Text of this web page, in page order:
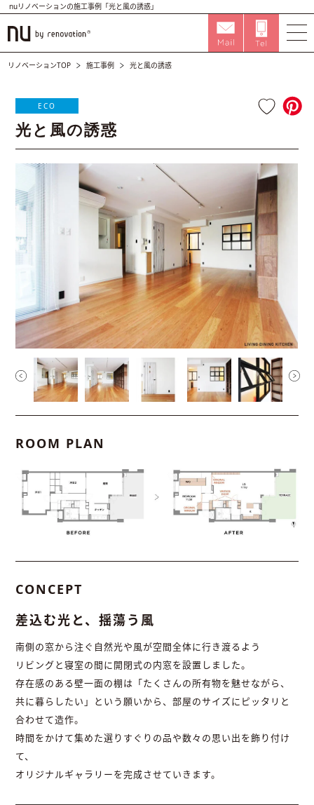
nuリノベーションの施工事例「光と風の誘惑」
リノベーションTOP 施工事例 光と風の誘惑
ECO
光と風の誘惑
ROOM PLAN
CONCEPT
差込む光と、揺蕩う風
南側の窓から注ぐ自然光や風が空間全体に行き渡るよう
リビングと寝室の間に開閉式の内窓を設置しました。
存在感のある壁一面の棚は「たくさんの所有物を魅せながら、
共に暮らしたい」という願いから、部屋のサイズにピッタリと
合わせて造作。
時間をかけて集めた選りすぐりの品や数々の思い出を飾り付け
て、
オリジナルギャラリーを完成させていきます。